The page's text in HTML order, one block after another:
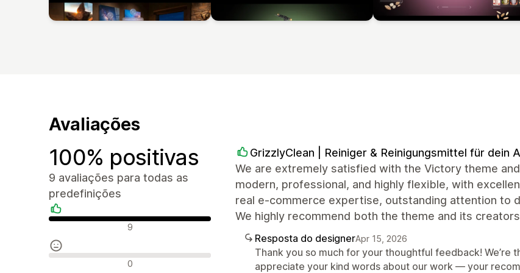
Avaliações
100% positivas
9 avaliações para todas as
predefinições
Avaliações positivas
9
Avaliações neutras
0
GrizzlyClean | Reiniger & Reinigungsmittel für dein
We are extremely satisfied with the Victory theme
modern, professional, and highly flexible, with
real e-commerce expertise, outstanding attention to
We highly recommend both the theme and its
Resposta do designerApr 15, 2026
Thank you so much for your thoughtful feedback! We’re
appreciate your kind words about our work — your